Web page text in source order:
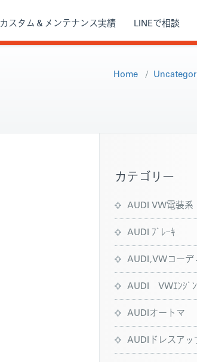
カスタム＆メンテナンス実績 LINEで相談
Home /
カテゴリー
AUDI VW電装系
AUDI ﾌﾞﾚｰｷ
AUDI,VWコーデ
AUDI VWｴﾝｼﾞﾝ
AUDIオートマ
AUDIドレスアッ